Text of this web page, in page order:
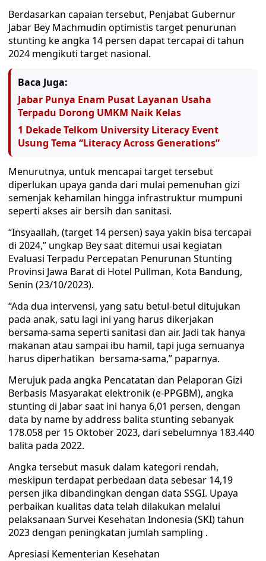
Berdasarkan capaian tersebut, Penjabat Gubernur
Jabar Bey Machmudin optimistis target penurunan
stunting ke angka 14 persen dapat tercapai di tahun
2024 mengikuti target nasional.
Baca Juga:
Jabar Punya Enam Pusat Layanan Usaha
Terpadu Dorong UMKM Naik Kelas
1 Dekade Telkom University Literacy Event
Usung Tema “Literacy Across Generations”
Menurutnya, untuk mencapai target tersebut
diperlukan upaya ganda dari mulai pemenuhan gizi
semenjak kehamilan hingga infrastruktur mumpuni
seperti akses air bersih dan sanitasi.
“Insyaallah, (target 14 persen) saya yakin bisa tercapai
di 2024,” ungkap Bey saat ditemui usai kegiatan
Evaluasi Terpadu Percepatan Penurunan Stunting
Provinsi Jawa Barat di Hotel Pullman, Kota Bandung,
Senin (23/10/2023).
“Ada dua intervensi, yang satu betul-betul ditujukan
pada anak, satu lagi ini yang harus dikerjakan
bersama-sama seperti sanitasi dan air. Jadi tak hanya
makanan atau sampai ibu hamil, tapi juga semuanya
harus diperhatikan bersama-sama,” paparnya.
Merujuk pada angka Pencatatan dan Pelaporan Gizi
Berbasis Masyarakat elektronik (e-PPGBM), angka
stunting di Jabar saat ini hanya 6,01 persen, dengan
data by name by address balita stunting sebanyak
178.058 per 15 Oktober 2023, dari sebelumnya 183.440
balita pada 2022.
Angka tersebut masuk dalam kategori rendah,
meskipun terdapat perbedaan data sebesar 14,19
persen jika dibandingkan dengan data SSGI. Upaya
perbaikan kualitas data telah dilakukan melalui
pelaksanaan Survei Kesehatan Indonesia (SKI) tahun
2023 dengan peningkatan jumlah sampling .
Apresiasi Kementerian Kesehatan